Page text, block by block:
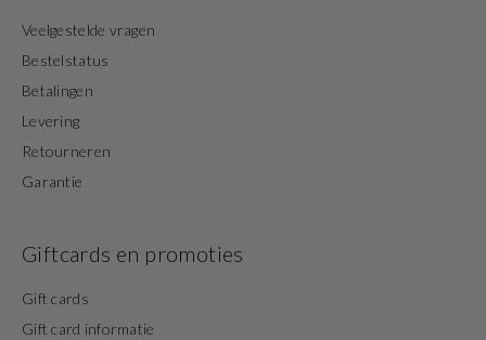
Veelgestelde vragen
Bestelstatus
Betalingen
Levering
Retourneren
Garantie
Giftcards en promoties
Gift cards
Gift card informatie